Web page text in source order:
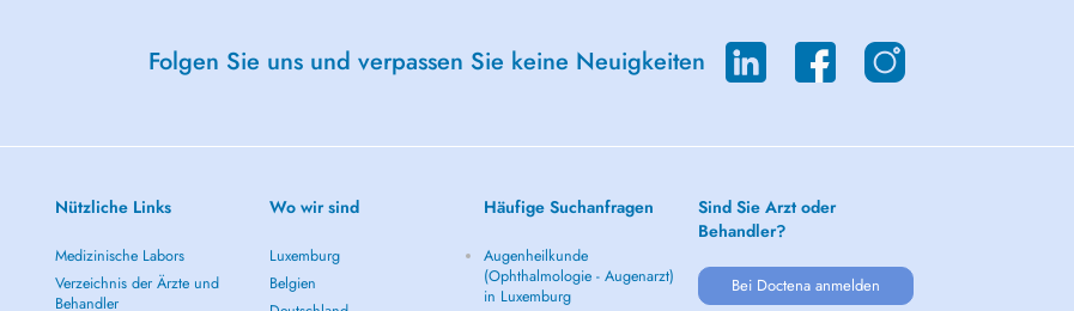
Folgen Sie uns und verpassen Sie keine Neuigkeiten
Nützliche Links
Medizinische Labors
Verzeichnis der Ärzte und
Behandler
Wo wir sind
Luxemburg
Belgien
Häufige Suchanfragen
Augenheilkunde
(Ophthalmologie - Augenarzt)
in Luxemburg
Sind Sie Arzt oder
Behandler?
Bei Doctena anmelden